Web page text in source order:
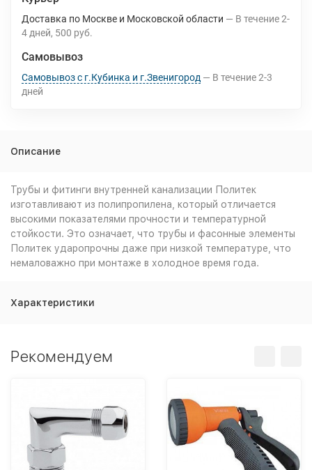
Доставка по Москве и Московской области В течение2-
4 дней 500 руб.
Самовывоз
Самовывоз с г.Кубинка и г.Звенигород В течение2-3
дней
Описание
Трубы и фитинги внутренней канализации Политек
изготавливают из полипропилена, который отличается
высокими показателями прочности и температурной
стойкости. Это означает, что трубы и фасонные элементы
Политек ударопрочны даже при низкой температуре, что
немаловажно при монтаже в холодное время года.
Характеристики
Рекомендуем